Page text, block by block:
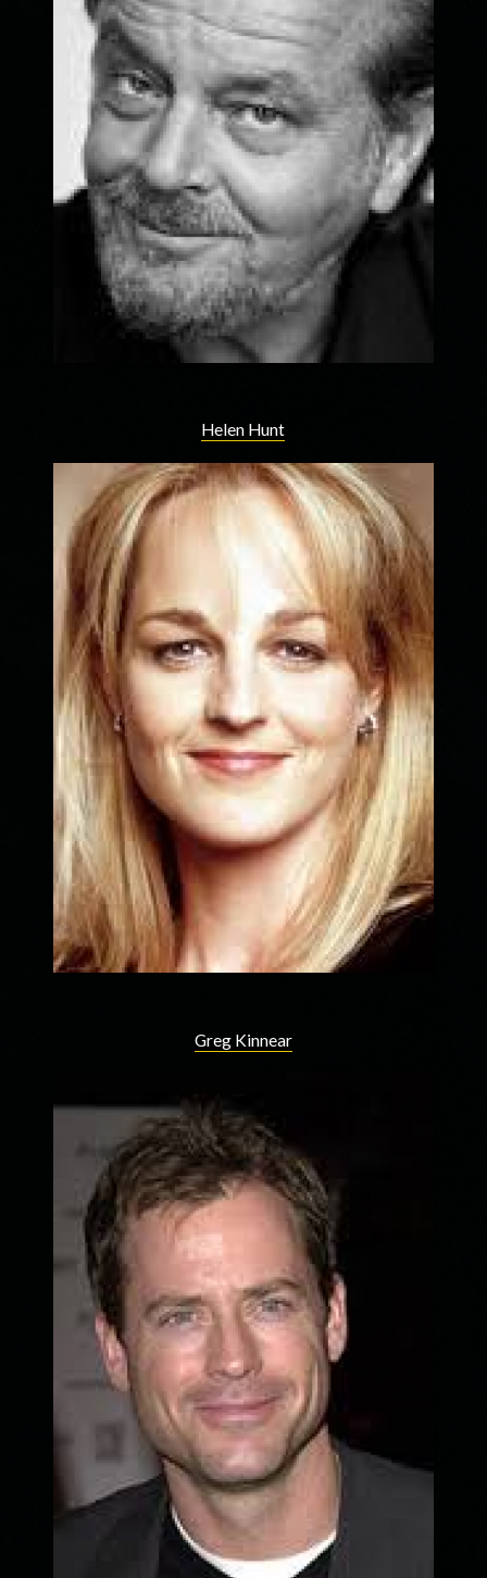
Helen Hunt
Greg Kinnear